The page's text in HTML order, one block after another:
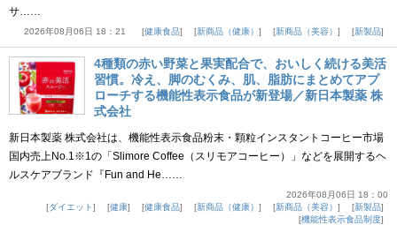
サ……
2026年08月06日 18：21 健康食品 新商品（健康） 新商品（美容） 新製品
4種類の赤い野菜と果実配合で、おいしく続ける美活
習慣。冷え、脚のむくみ、肌、脂肪にまとめてアプ
ローチする機能性表示食品が新登場／新日本製薬 株
式会社
新日本製薬 株式会社は、機能性表示食品粉末・顆粒インスタントコーヒー市場
国内売上No.1※1の「Slimore Coffee（スリモアコーヒー）」などを展開するヘ
ルスケアブランド『Fun and He……
2026年08月06日 18：00
ダイエット
健康 健康食品 新商品（健康） 新商品（美容）
新製品
機能性表示食品制度